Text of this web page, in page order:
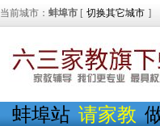
当前城市： 蚌埠市 [ 切换其它城市 ]
蚌埠站 请家教